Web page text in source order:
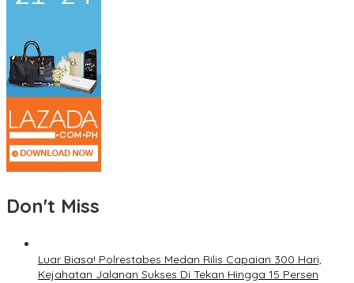
Don't Miss
Luar Biasa! Polrestabes Medan Rilis Capaian 300 Hari,
Kejahatan Jalanan Sukses Di Tekan Hingga 15 Persen